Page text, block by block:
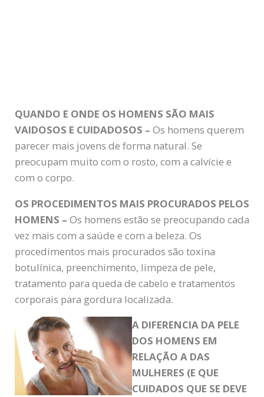
QUANDO E ONDE OS HOMENS SÃO MAIS
VAIDOSOS E CUIDADOSOS – Os homens querem
parecer mais jovens de forma natural. Se
preocupam muito com o rosto, com a calvície e
com o corpo.
OS PROCEDIMENTOS MAIS PROCURADOS PELOS
HOMENS – Os homens estão se preocupando cada
vez mais com a saúde e com a beleza. Os
procedimentos mais procurados são toxina
botulínica, preenchimento, limpeza de pele,
tratamento para queda de cabelo e tratamentos
corporais para gordura localizada.
A DIFERENCIA DA PELE
DOS HOMENS EM
RELAÇÃO A DAS
MULHERES (E QUE
CUIDADOS QUE SE DEVE